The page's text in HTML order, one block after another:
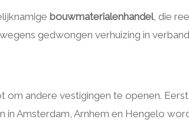
bouwmaterialenhandel, die
gedwongen verhuizing in
andere vestigingen te openen.
in Amsterdam, Arnhem en Hengelo